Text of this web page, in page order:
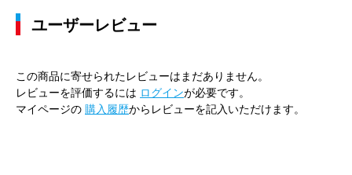
ユーザーレビュー
この商品に寄せられたレビューはまだありません。
レビューを評価するには ログインが必要です。
マイページの 購入履歴からレビューを記入いただけます。